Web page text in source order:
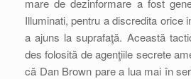
mare de dezinformare a fost
Illuminati, pentru a discredita orice
a ajuns la suprafaţă. Această
des folosită de agenţiile secrete
că Dan Brown pare a lua mai în